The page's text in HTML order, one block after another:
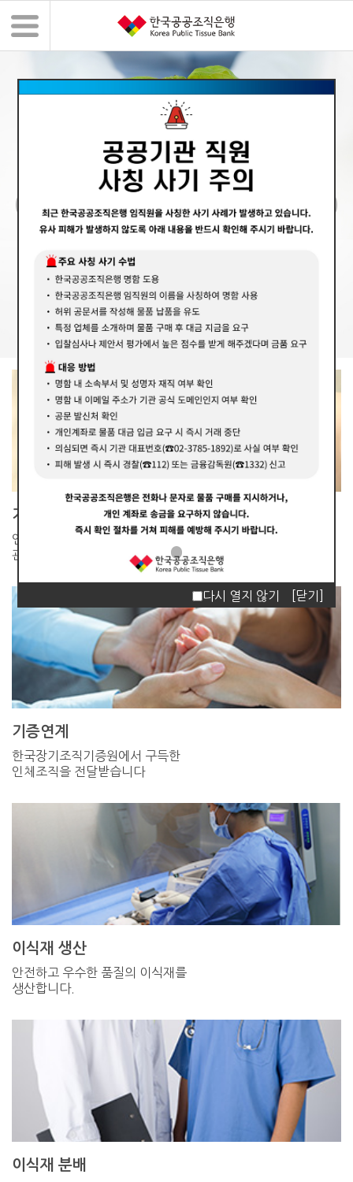
다시 열지 않기 [닫기]
기관소개
인체조직 이식재의 공적
관리기관입니다.
기증연계
한국장기조직기증원에서 구득한
인체조직을 전달받습니다
이식재 생산
안전하고 우수한 품질의 이식재를
생산합니다.
이식재 분배